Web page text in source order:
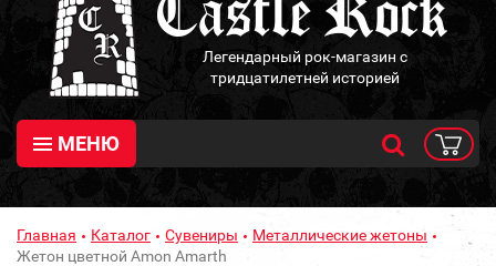
Легендарный рок-магазин с
тридцатилетней историей
МЕНЮ
Главная Каталог Сувениры
Металлические жетоны
Жетон цветной Amon Amarth